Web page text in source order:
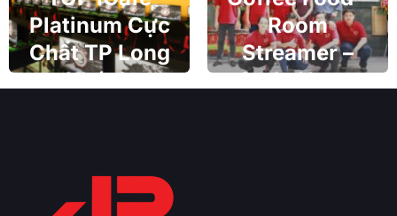
Platinum Cực
Chất TP Long
Khánh
Room
Streamer –
Style Korea